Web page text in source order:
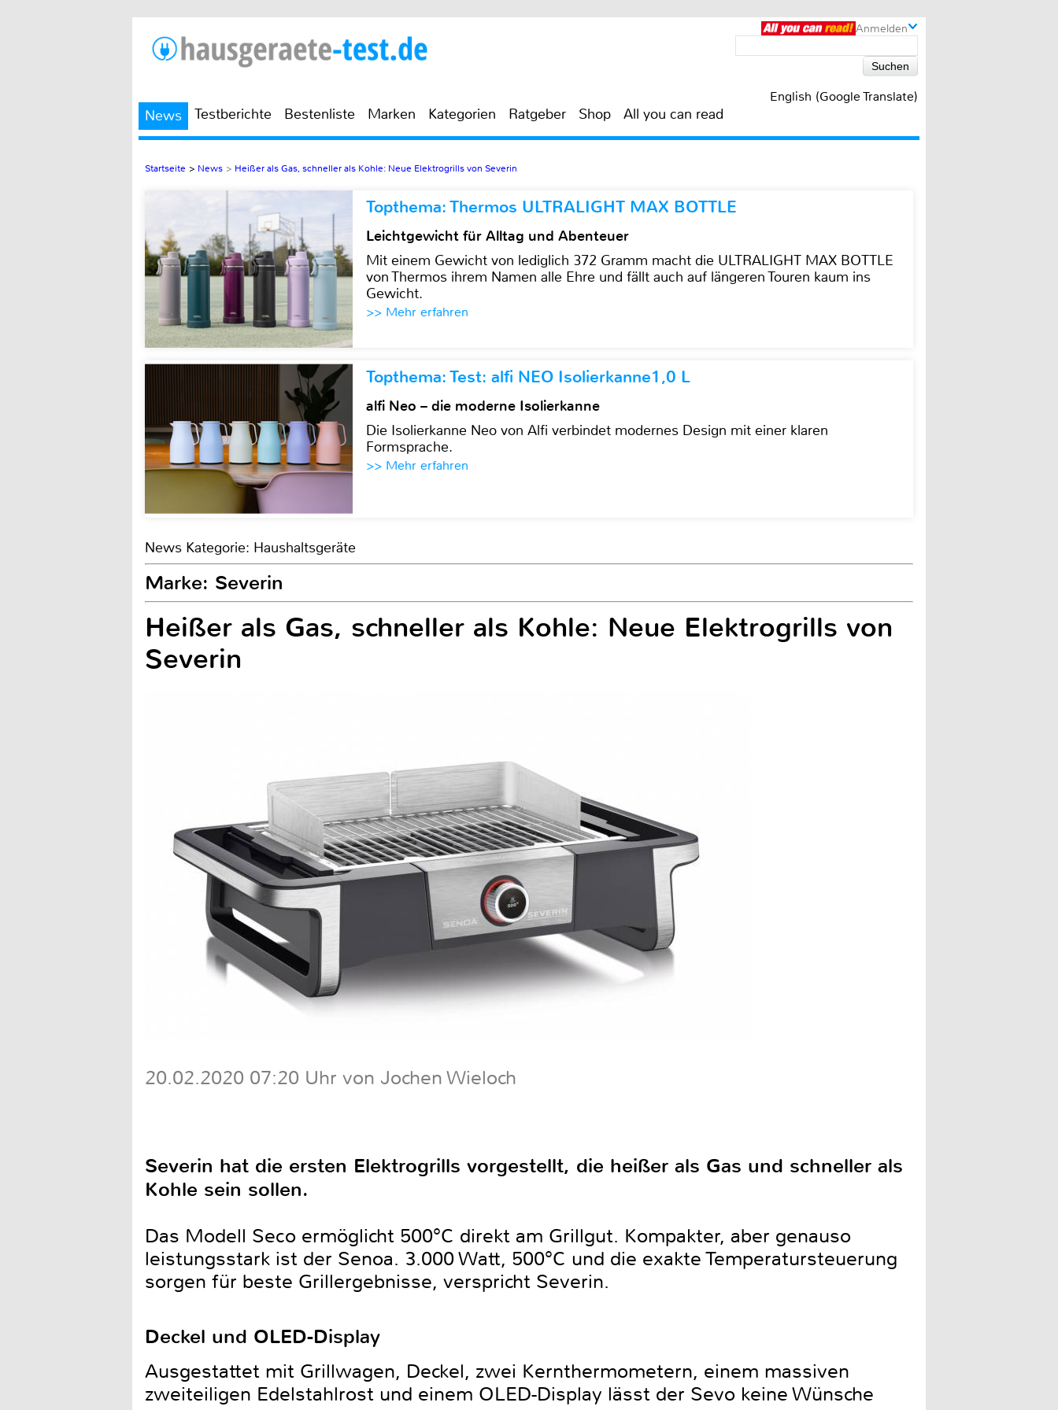
Anmelden
English (Google Translate)
News Testberichte Bestenliste Marken Kategorien Ratgeber Shop All you can read
Startseite > News > Heißer als Gas, schneller als Kohle: Neue Elektrogrills von Severin
Topthema: Thermos ULTRALIGHT MAX BOTTLE
Leichtgewicht für Alltag und Abenteuer
Mit einem Gewicht von lediglich 372 Gramm macht die ULTRALIGHT MAX BOTTLE
von Thermos ihrem Namen alle Ehre und fällt auch auf längeren Touren kaum ins
Gewicht.
>> Mehr erfahren
Topthema: Test: alfi NEO Isolierkanne1,0 L
alfi Neo – die moderne Isolierkanne
Die Isolierkanne Neo von Alfi verbindet modernes Design mit einer klaren
Formsprache.
>> Mehr erfahren
News Kategorie: Haushaltsgeräte
Marke: Severin
Heißer als Gas, schneller als Kohle: Neue Elektrogrills von
Severin
20.02.2020 07:20 Uhr von Jochen Wieloch
Severin hat die ersten Elektrogrills vorgestellt, die heißer als Gas und schneller als
Kohle sein sollen.
Das Modell Seco ermöglicht 500°C direkt am Grillgut. Kompakter, aber genauso
leistungsstark ist der Senoa. 3.000 Watt, 500°C und die exakte Temperatursteuerung
sorgen für beste Grillergebnisse, verspricht Severin.
Deckel und OLED-Display
Ausgestattet mit Grillwagen, Deckel, zwei Kernthermometern, einem massiven
zweiteiligen Edelstahlrost und einem OLED-Display lässt der Sevo keine Wünsche